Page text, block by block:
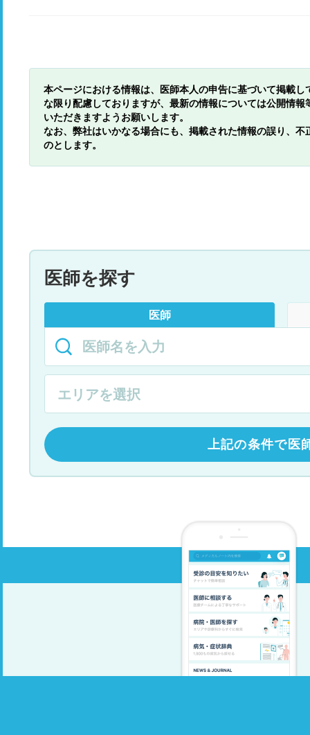
本ページにおける情報は、医師本人の申告に基づいて掲載
な限り配慮しておりますが、最新の情報については公開情
いただきますようお願いします。
なお、弊社はいかなる場合にも、掲載された情報の誤り、
のとします。
医師を探す
医師
上記の条件で医